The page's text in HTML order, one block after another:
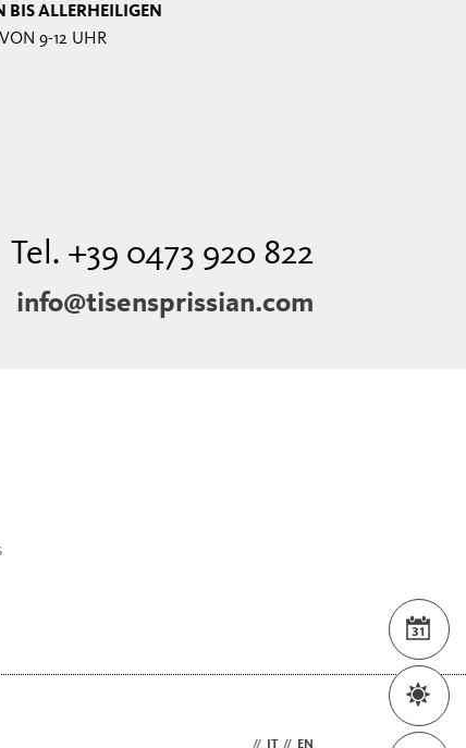
BIS ALLERHEILIGEN
9-12 UHR
Tel. +39 0473 920 822
info@tisensprissian.com
// IT // EN